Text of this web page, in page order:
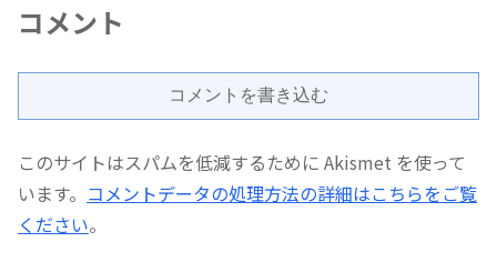
コメント
コメントを書き込む
このサイトはスパムを低減するために Akismet を使って
います。 コメントデータの処理方法の詳細はこちらをご覧
ください。